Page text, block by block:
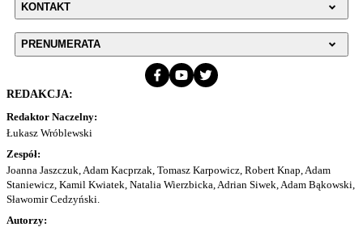
KONTAKT
PRENUMERATA
REDAKCJA:
Redaktor Naczelny:
Łukasz Wróblewski
Zespół:
Joanna Jaszczuk, Adam Kacprzak, Tomasz Karpowicz, Robert Knap, Adam
Staniewicz, Kamil Kwiatek, Natalia Wierzbicka, Adrian Siwek, Adam Bąkowski,
Sławomir Cedzyński.
Autorzy: